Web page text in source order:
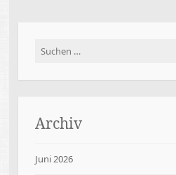
Suchen
Archiv
Juni 2026